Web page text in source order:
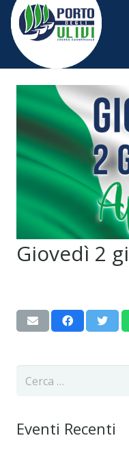
Giovedì 2
Ricerca
Eventi Recenti